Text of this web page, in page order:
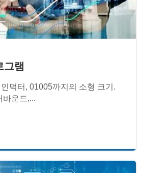
그램
덕터, 01005까지의 소형 크기.
바운드,...